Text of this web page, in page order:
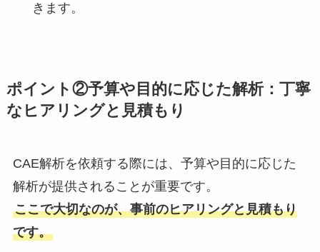
きます。
ポイント②予算や目的に応じた解析：丁寧
なヒアリングと見積もり
CAE解析を依頼する際には、予算や目的に応じた
解析が提供されることが重要です。
ここで大切なのが、事前のヒアリングと見積もり
です。